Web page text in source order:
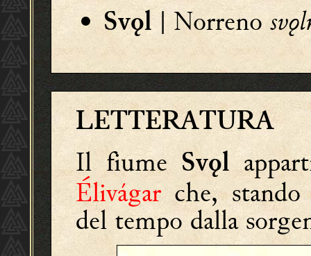
Svǫl | Norreno
LETTERATURA
Il fiume Svǫl
Élivágar che,
del tempo dalla